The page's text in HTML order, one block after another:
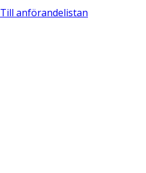
Till anförandelistan